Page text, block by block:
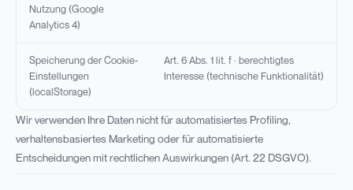
Nutzung (Google
Analytics 4)
Speicherung der Cookie-
Einstellungen
(localStorage)
Art. 6 Abs. 1 lit. f · berechtigtes
Interesse (technische Funktionalität)
Wir verwenden Ihre Daten nicht für automatisiertes Profiling,
verhaltensbasiertes Marketing oder für automatisierte
Entscheidungen mit rechtlichen Auswirkungen (Art. 22 DSGVO).